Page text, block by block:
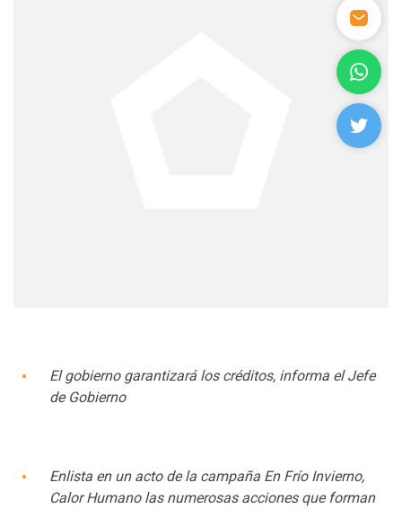
El gobierno garantizará los créditos, informa el Jefe
de Gobierno
Enlista en un acto de la campaña En Frío Invierno,
Calor Humano las numerosas acciones que forman